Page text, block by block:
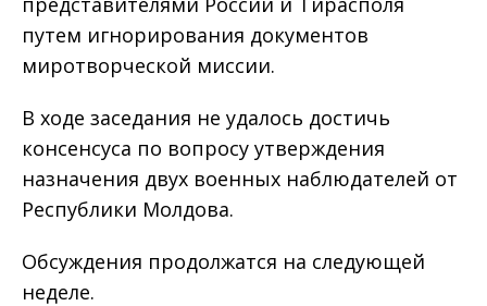
путем игнорирования документов
миротворческой миссии.
В ходе заседания не удалось достичь
консенсуса по вопросу утверждения
назначения двух военных наблюдателей от
Республики Молдова.
Обсуждения продолжатся на следующей
неделе.